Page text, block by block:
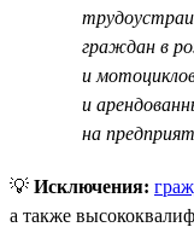
граждан в
и
и
на
💡 Исключения:
а также